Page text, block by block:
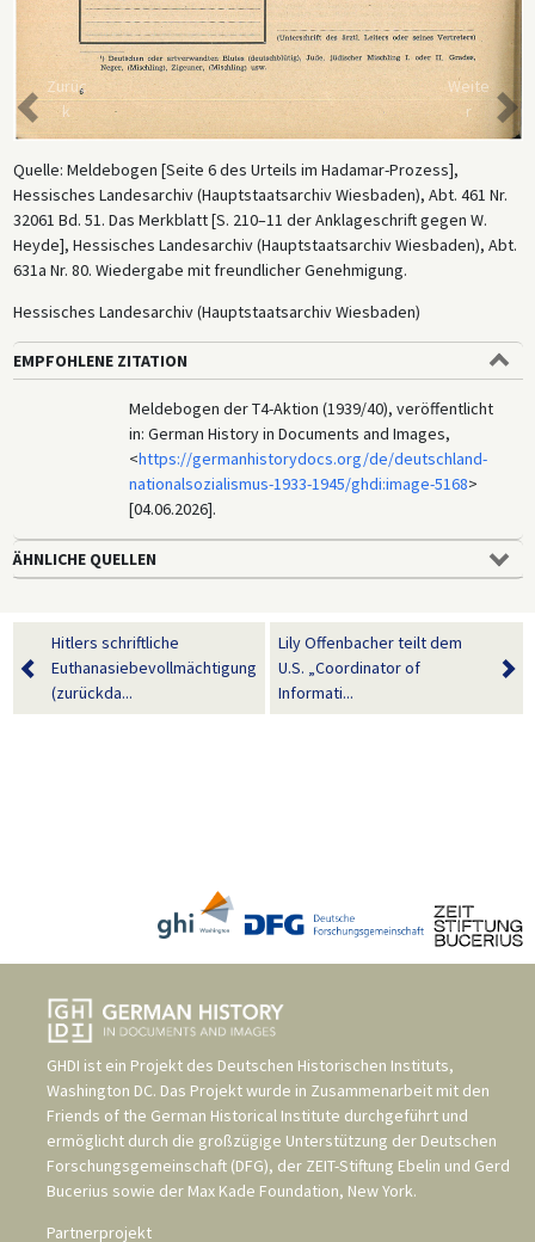
Zurüc
k
Weite
r
Quelle: Meldebogen [Seite 6 des Urteils im Hadamar-Prozess],
Hessisches Landesarchiv (Hauptstaatsarchiv Wiesbaden), Abt. 461 Nr.
32061 Bd. 51. Das Merkblatt [S. 210–11 der Anklageschrift gegen W.
Heyde], Hessisches Landesarchiv (Hauptstaatsarchiv Wiesbaden), Abt.
631a Nr. 80. Wiedergabe mit freundlicher Genehmigung.
Hessisches Landesarchiv (Hauptstaatsarchiv Wiesbaden)
EMPFOHLENE ZITATION
Meldebogen der T4-Aktion (1939/40), veröffentlicht
in: German History in Documents and Images,
<https://germanhistorydocs.org/de/deutschland-
nationalsozialismus-1933-1945/ghdi:image-5168>
[04.06.2026].
ÄHNLICHE QUELLEN
Hitlers schriftliche
Euthanasiebevollmächtigung
(zurückda...
Lily Offenbacher teilt dem
U.S. „Coordinator of
Informati...
GHDI ist ein Projekt des Deutschen Historischen Instituts,
Washington DC. Das Projekt wurde in Zusammenarbeit mit den
Friends of the German Historical Institute durchgeführt und
ermöglicht durch die großzügige Unterstützung der Deutschen
Forschungsgemeinschaft (DFG), der ZEIT-Stiftung Ebelin und Gerd
Bucerius sowie der Max Kade Foundation, New York.
Partnerprojekt